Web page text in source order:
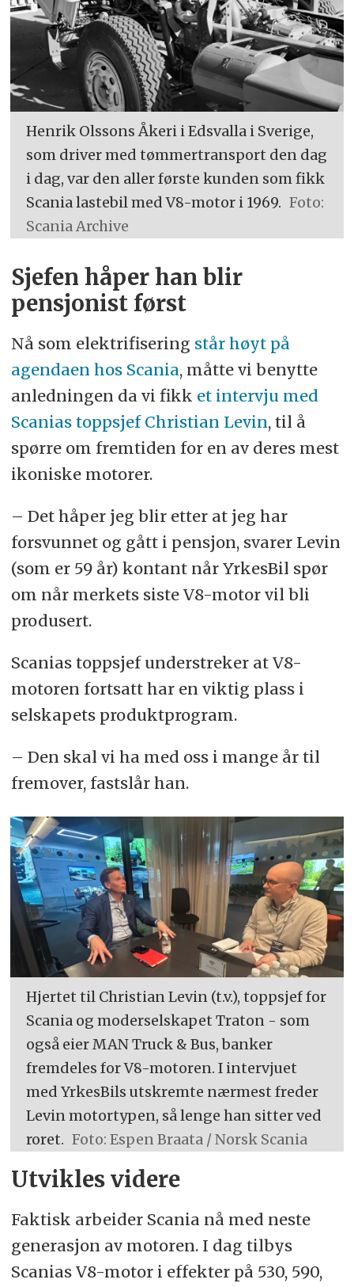
Henrik Olssons Åkeri i Edsvalla i Sverige,
som driver med tømmertransport den dag
i dag, var den aller første kunden som fikk
Scania lastebil med V8-motor i 1969. Foto:
Scania Archive
Sjefen håper han blir
pensjonist først
Nå som elektrifisering står høyt på
agendaen hos Scania, måtte vi benytte
anledningen da vi fikk et intervju med
Scanias toppsjef Christian Levin, til å
spørre om fremtiden for en av deres mest
ikoniske motorer.
– Det håper jeg blir etter at jeg har
forsvunnet og gått i pensjon, svarer Levin
(som er 59 år) kontant når YrkesBil spør
om når merkets siste V8-motor vil bli
produsert.
Scanias toppsjef understreker at V8-
motoren fortsatt har en viktig plass i
selskapets produktprogram.
– Den skal vi ha med oss i mange år til
fremover, fastslår han.
Hjertet til Christian Levin (t.v.), toppsjef for
Scania og moderselskapet Traton - som
også eier MAN Truck & Bus, banker
fremdeles for V8-motoren. I intervjuet
med YrkesBils utskremte nærmest freder
Levin motortypen, så lenge han sitter ved
roret. Foto: Espen Braata / Norsk Scania
Utvikles videre
Faktisk arbeider Scania nå med neste
generasjon av motoren. I dag tilbys
Scanias V8-motor i effekter på 530, 590,